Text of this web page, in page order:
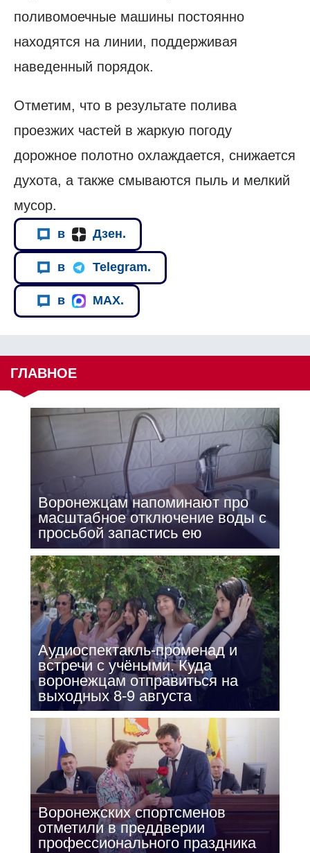
поливомоечные машины постоянно
находятся на линии, поддерживая
наведенный порядок.
Отметим, что в результате полива
проезжих частей в жаркую погоду
дорожное полотно охлаждается, снижается
духота, а также смываются пыль и мелкий
мусор.
в Дзен.
в Telegram.
в MAX.
ГЛАВНОЕ
Воронежцам напоминают про
масштабное отключение воды с
просьбой запастись ею
Аудиоспектакль-променад и
встречи с учёными. Куда
воронежцам отправиться на
выходных 8-9 августа
Воронежских спортсменов
отметили в преддверии
профессионального праздника